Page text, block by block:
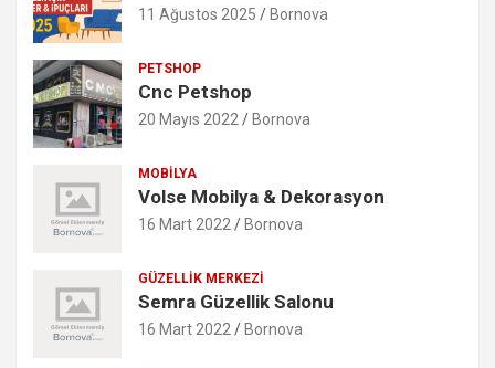
11 Ağustos 2025 Bornova
PETSHOP
Cnc Petshop
20 Mayıs 2022 Bornova
MOBILYA
Volse Mobilya & Dekorasyon
16 Mart 2022 Bornova
GÜZELLIK MERKEZI
Semra Güzellik Salonu
16 Mart 2022 Bornova